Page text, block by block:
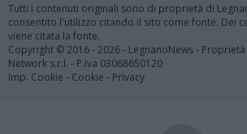
Tutti i contenuti originali sono di proprietà di
consentito l'utilizzo citando il sito come fonte. Dei
viene citata la fonte.
Copyright © 2016 - 2026 - LegnanoNews -
Network s.r.l. - P.Iva 03068650120
Imp. Cookie - Cookie - Privacy